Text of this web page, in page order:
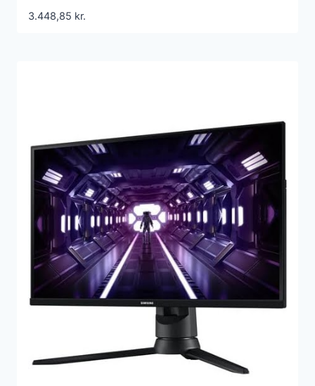
3.448,85 kr.